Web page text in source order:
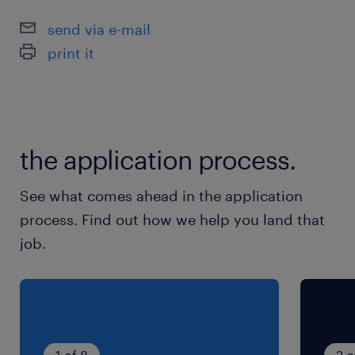
Vos avantages pour ce poste de
réceptionniste :
Salaire de 22 à 23 $/h selon l’expérience
Stationnement disponible sur place
Bel environnement de travail dans un bureau
neuf
send via e-mail
print it
the application process.
See what comes ahead in the application
process. Find out how we help you land that
job.